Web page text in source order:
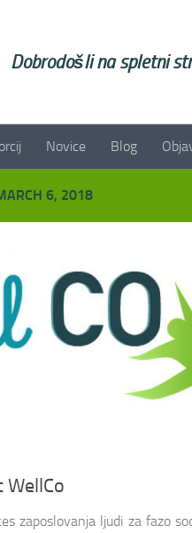
Dobrodošli na spletni
Novice Blog
6, 2018
zaposlovanja ljudi za fazo